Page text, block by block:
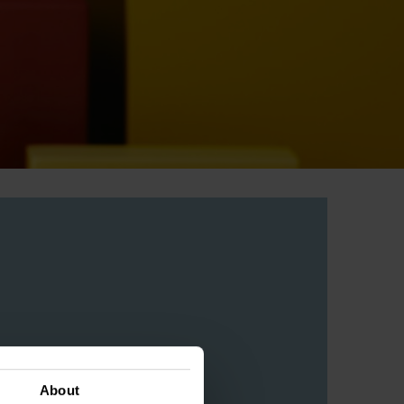
About